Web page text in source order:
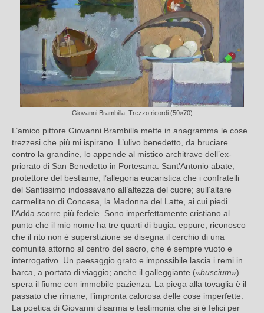
Giovanni Brambilla, Trezzo ricordi (50×70)
L’amico pittore Giovanni Brambilla mette in anagramma le cose
trezzesi che più mi ispirano. L’ulivo benedetto, da bruciare
contro la grandine, lo appende al mistico architrave dell’ex-
priorato di San Benedetto in Portesana. Sant’Antonio abate,
protettore del bestiame; l’allegoria eucaristica che i confratelli
del Santissimo indossavano all’altezza del cuore; sull’altare
carmelitano di Concesa, la Madonna del Latte, ai cui piedi
l’Adda scorre più fedele. Sono imperfettamente cristiano al
punto che il mio nome ha tre quarti di bugia: eppure, riconosco
che il rito non è superstizione se disegna il cerchio di una
comunità attorno al centro del sacro, che è sempre vuoto e
interrogativo. Un paesaggio grato e impossibile lascia i remi in
barca, a portata di viaggio; anche il galleggiante («buscium»)
spera il fiume con immobile pazienza. La piega alla tovaglia è il
passato che rimane, l’impronta calorosa delle cose imperfette.
La poetica di Giovanni disarma e testimonia che si è felici per